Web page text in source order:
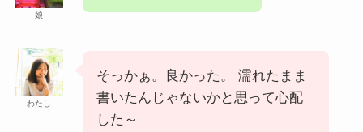
娘
わたし
そっかぁ。良かった。 濡れたまま
書いたんじゃないかと思って心配
した～